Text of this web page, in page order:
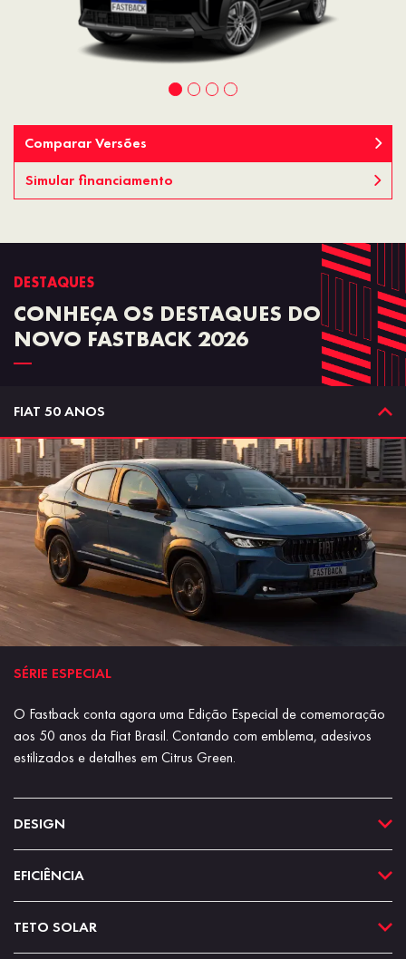
Comparar Versões
Simular financiamento
DESTAQUES
CONHEÇA OS DESTAQUES DO
NOVO FASTBACK 2026
FIAT 50 ANOS
SÉRIE ESPECIAL
O Fastback conta agora uma Edição Especial de comemoração
aos 50 anos da Fiat Brasil. Contando com emblema, adesivos
estilizados e detalhes em Citrus Green.
DESIGN
EFICIÊNCIA
TETO SOLAR